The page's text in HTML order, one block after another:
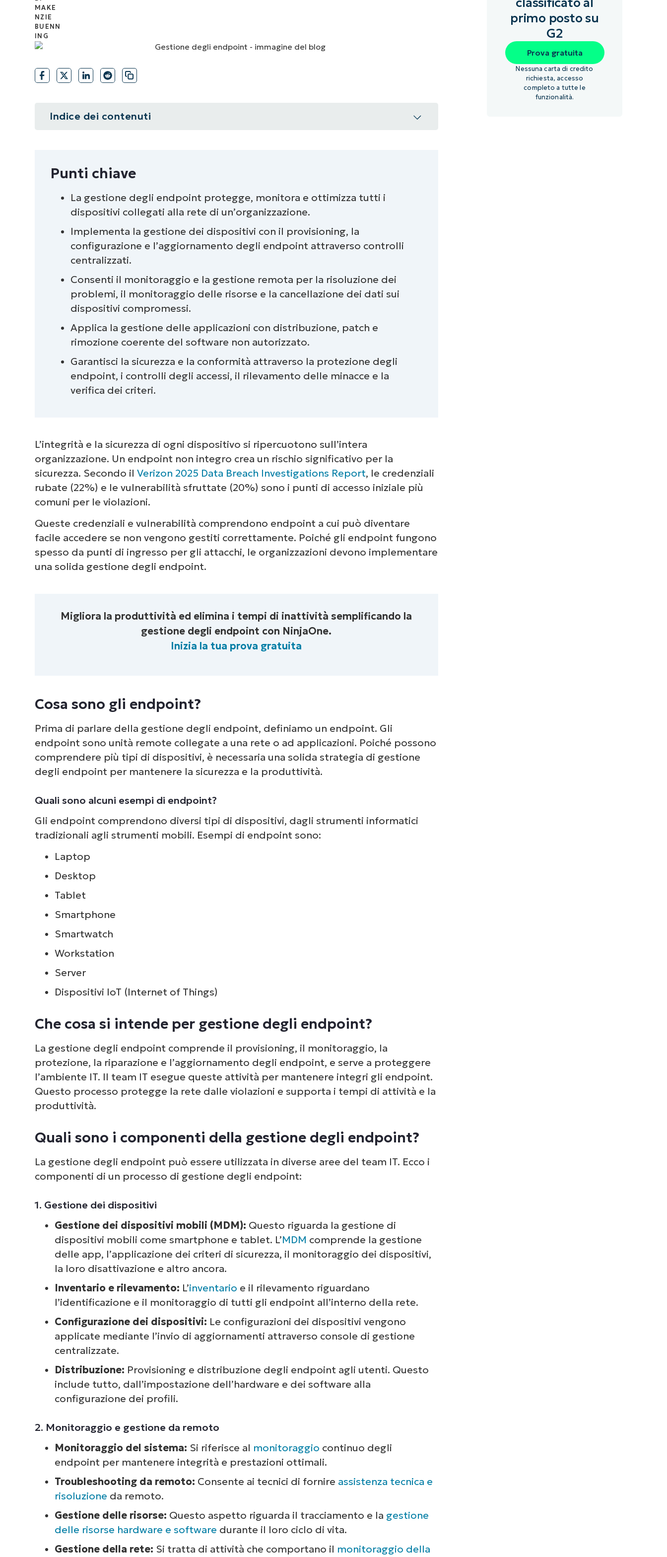
Indice dei contenuti
Punti chiave
Che cosa si intende per gestione degli endpoint?
Quali sono i componenti della gestione degli endpoint?
Che cos’è la gestione remota degli endpoint?
Che cos’è un software di gestione degli endpoint?
Perché è importante la gestione degli endpoint?
Quali sono le le sfide più comuni nella gestione degli endpoint?
Chi ha bisogno della gestione degli endpoint?
Come scegliere il software di gestione degli endpoint
Punti chiave
La gestione degli endpoint protegge, monitora e ottimizza tutti i
dispositivi collegati alla rete di un’organizzazione.
Implementa la gestione dei dispositivi con il provisioning, la
configurazione e l’aggiornamento degli endpoint attraverso controlli
centralizzati.
Consenti il monitoraggio e la gestione remota per la risoluzione dei
problemi, il monitoraggio delle risorse e la cancellazione dei dati sui
dispositivi compromessi.
Applica la gestione delle applicazioni con distribuzione, patch e
rimozione coerente del software non autorizzato.
Garantisci la sicurezza e la conformità attraverso la protezione degli
endpoint, i controlli degli accessi, il rilevamento delle minacce e la
verifica dei criteri.
L’integrità e la sicurezza di ogni dispositivo si ripercuotono sull’intera
organizzazione. Un endpoint non integro crea un rischio significativo per la
sicurezza. Secondo il Verizon 2025 Data Breach Investigations Report, le credenziali
rubate (22%) e le vulnerabilità sfruttate (20%) sono i punti di accesso iniziale più
comuni per le violazioni.
Queste credenziali e vulnerabilità comprendono endpoint a cui può diventare
facile accedere se non vengono gestiti correttamente. Poiché gli endpoint fungono
spesso da punti di ingresso per gli attacchi, le organizzazioni devono implementare
una solida gestione degli endpoint.
Migliora la produttività ed elimina i tempi di inattività semplificando la
gestione degli endpoint con NinjaOne.
Inizia la tua prova gratuita
Cosa sono gli endpoint?
Prima di parlare della gestione degli endpoint, definiamo un endpoint. Gli
endpoint sono unità remote collegate a una rete o ad applicazioni. Poiché possono
comprendere più tipi di dispositivi, è necessaria una solida strategia di gestione
degli endpoint per mantenere la sicurezza e la produttività.
Quali sono alcuni esempi di endpoint?
Gli endpoint comprendono diversi tipi di dispositivi, dagli strumenti informatici
tradizionali agli strumenti mobili. Esempi di endpoint sono:
Laptop
Desktop
Tablet
Smartphone
Smartwatch
Workstation
Server
Dispositivi IoT (Internet of Things)
Che cosa si intende per gestione degli endpoint?
La gestione degli endpoint comprende il provisioning, il monitoraggio, la
protezione, la riparazione e l’aggiornamento degli endpoint, e serve a proteggere
l’ambiente IT. Il team IT esegue queste attività per mantenere integri gli endpoint.
Questo processo protegge la rete dalle violazioni e supporta i tempi di attività e la
produttività.
Quali sono i componenti della gestione degli endpoint?
La gestione degli endpoint può essere utilizzata in diverse aree del team IT. Ecco i
componenti di un processo di gestione degli endpoint:
1. Gestione dei dispositivi
Gestione dei dispositivi mobili (MDM): Questo riguarda la gestione di
dispositivi mobili come smartphone e tablet. L’MDM comprende la gestione
delle app, l’applicazione dei criteri di sicurezza, il monitoraggio dei dispositivi,
la loro disattivazione e altro ancora.
Inventario e rilevamento: L’inventario e il rilevamento riguardano
l’identificazione e il monitoraggio di tutti gli endpoint all’interno della rete.
Configurazione dei dispositivi: Le configurazioni dei dispositivi vengono
applicate mediante l’invio di aggiornamenti attraverso console di gestione
centralizzate.
Distribuzione: Provisioning e distribuzione degli endpoint agli utenti. Questo
include tutto, dall’impostazione dell’hardware e dei software alla
configurazione dei profili.
2. Monitoraggio e gestione da remoto
Monitoraggio del sistema: Si riferisce al monitoraggio continuo degli
endpoint per mantenere integrità e prestazioni ottimali.
Troubleshooting da remoto: Consente ai tecnici di fornire assistenza tecnica e
risoluzione da remoto.
Gestione delle risorse: Questo aspetto riguarda il tracciamento e la gestione
delle risorse hardware e software durante il loro ciclo di vita.
Gestione della rete: Si tratta di attività che comportano il monitoraggio della
primo posto su
G2
Prova gratuita
Nessuna carta di credito
richiesta, accesso
completo a tutte le
funzionalità.
Guarda NinjaOne in